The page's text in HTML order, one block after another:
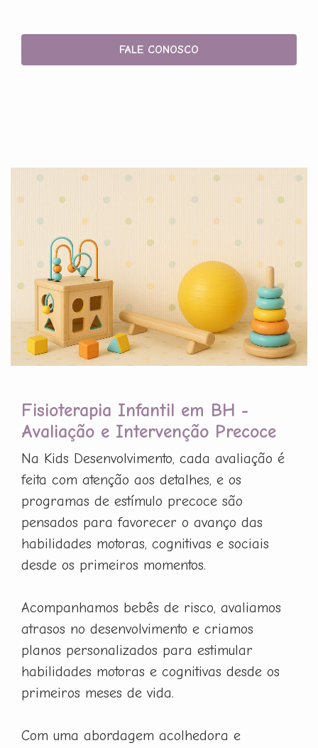
FALE CONOSCO
Fisioterapia Infantil em BH -
Avaliação e Intervenção Precoce
Na Kids Desenvolvimento, cada avaliação é
feita com atenção aos detalhes, e os
programas de estímulo precoce são
pensados para favorecer o avanço das
habilidades motoras, cognitivas e sociais
desde os primeiros momentos.
Acompanhamos bebês de risco, avaliamos
atrasos no desenvolvimento e criamos
planos personalizados para estimular
habilidades motoras e cognitivas desde os
primeiros meses de vida.
Com uma abordagem acolhedora e